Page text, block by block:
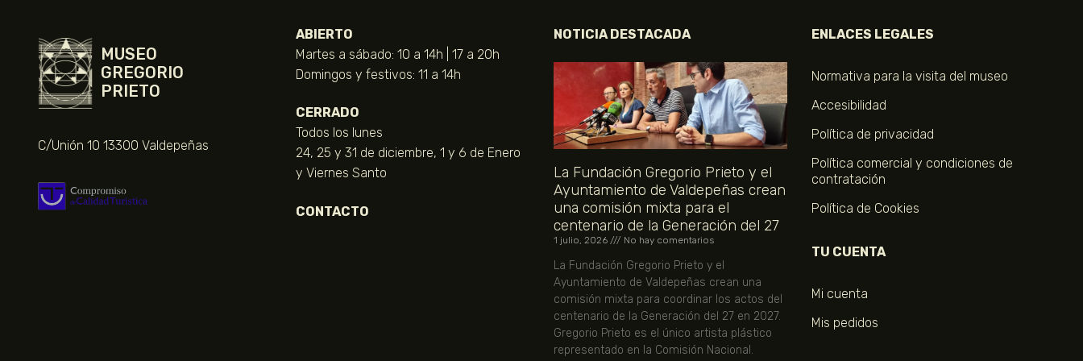
MUSEO
GREGORIO
PRIETO
C/Unión 10 13300 Valdepeñas
ABIERTO
Martes a sábado: 10 a 14h | 17 a 20h
Domingos y festivos: 11 a 14h
CERRADO
Todos los lunes
24, 25 y 31 de diciembre, 1 y 6 de Enero
y Viernes Santo
CONTACTO
NOTICIA DESTACADA
La Fundación Gregorio Prieto y el
Ayuntamiento de Valdepeñas crean
una comisión mixta para el
centenario de la Generación del 27
1 julio, 2026 No hay comentarios
La Fundación Gregorio Prieto y el
Ayuntamiento de Valdepeñas crean una
comisión mixta para coordinar los actos del
centenario de la Generación del 27 en 2027.
Gregorio Prieto es el único artista plástico
representado en la Comisión Nacional.
ENLACES LEGALES
Normativa para la visita del museo
Accesibilidad
Política de privacidad
Política comercial y condiciones de
contratación
Política de Cookies
TU CUENTA
Mi cuenta
Mis pedidos